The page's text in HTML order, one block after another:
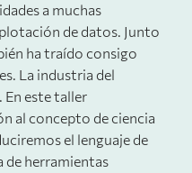
a muchas
de datos. Junto
ha traído consigo
La industria del
En este taller
al concepto de ciencia
el lenguaje de
de herramientas